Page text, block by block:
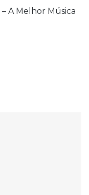
– A Melhor Música